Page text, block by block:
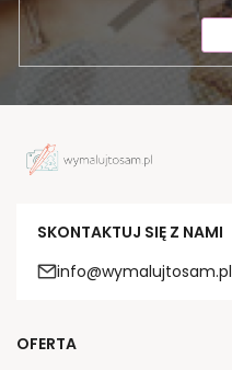
SKONTAKTUJ SIĘ Z NAMI
info@wymalujtosam.pl
OFERTA